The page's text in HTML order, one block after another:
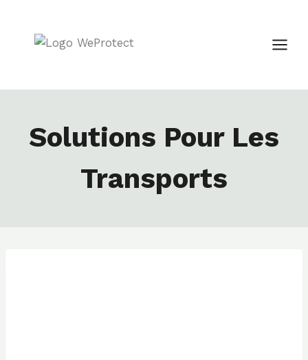
contenu
Solutions Pour Les
Transports